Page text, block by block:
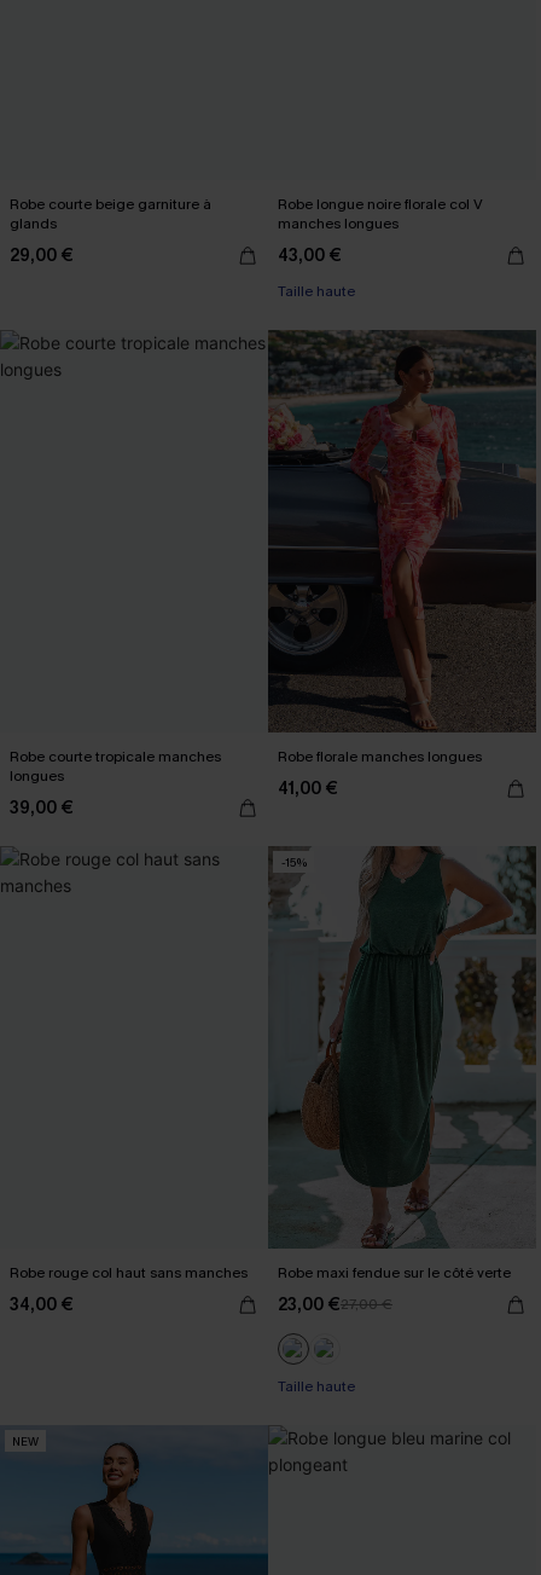
Robe courte beige garniture à
glands
29,00 €
Robe longue noire florale col V
manches longues
43,00 €
Taille haute
Robe courte tropicale manches
longues
39,00 €
Robe florale manches longues
41,00 €
Robe rouge col haut sans manches
34,00 €
-15%
Robe maxi fendue sur le côté verte
23,00 €27,00 €
Taille haute
NEW